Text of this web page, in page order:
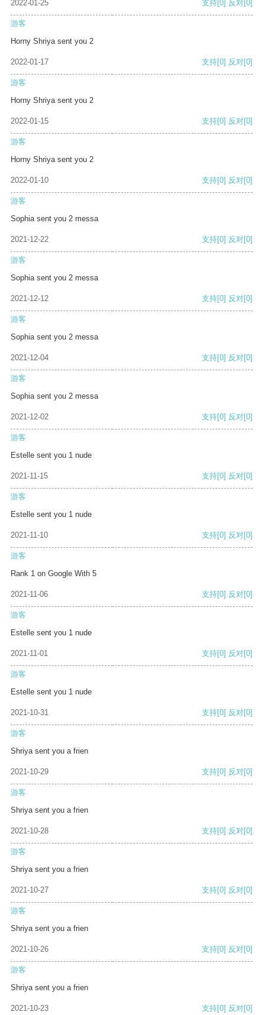
2022-01-25 支持[0] 反对[0]
游客
Horny Shriya sent you 2
2022-01-17 支持[0] 反对[0]
游客
Horny Shriya sent you 2
2022-01-15 支持[0] 反对[0]
游客
Horny Shriya sent you 2
2022-01-10 支持[0] 反对[0]
游客
Sophia sent you 2 messa
2021-12-22 支持[0] 反对[0]
游客
Sophia sent you 2 messa
2021-12-12 支持[0] 反对[0]
游客
Sophia sent you 2 messa
2021-12-04 支持[0] 反对[0]
游客
Sophia sent you 2 messa
2021-12-02 支持[0] 反对[0]
游客
Estelle sent you 1 nude
2021-11-15 支持[0] 反对[0]
游客
Estelle sent you 1 nude
2021-11-10 支持[0] 反对[0]
游客
Rank 1 on Google With 5
2021-11-06 支持[0] 反对[0]
游客
Estelle sent you 1 nude
2021-11-01 支持[0] 反对[0]
游客
Estelle sent you 1 nude
2021-10-31 支持[0] 反对[0]
游客
Shriya sent you a frien
2021-10-29 支持[0] 反对[0]
游客
Shriya sent you a frien
2021-10-28 支持[0] 反对[0]
游客
Shriya sent you a frien
2021-10-27 支持[0] 反对[0]
游客
Shriya sent you a frien
2021-10-26 支持[0] 反对[0]
游客
Shriya sent you a frien
2021-10-23 支持[0] 反对[0]